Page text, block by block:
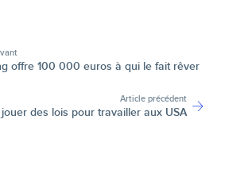
offre 100 000 euros à qui le fait rêver
Article précédent
des lois pour travailler aux USA